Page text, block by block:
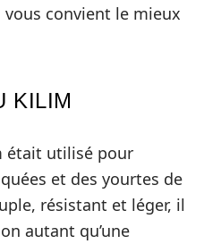
convient le mieux
KILIM
était utilisé pour
et des yourtes de
résistant et léger, il
autant qu’une